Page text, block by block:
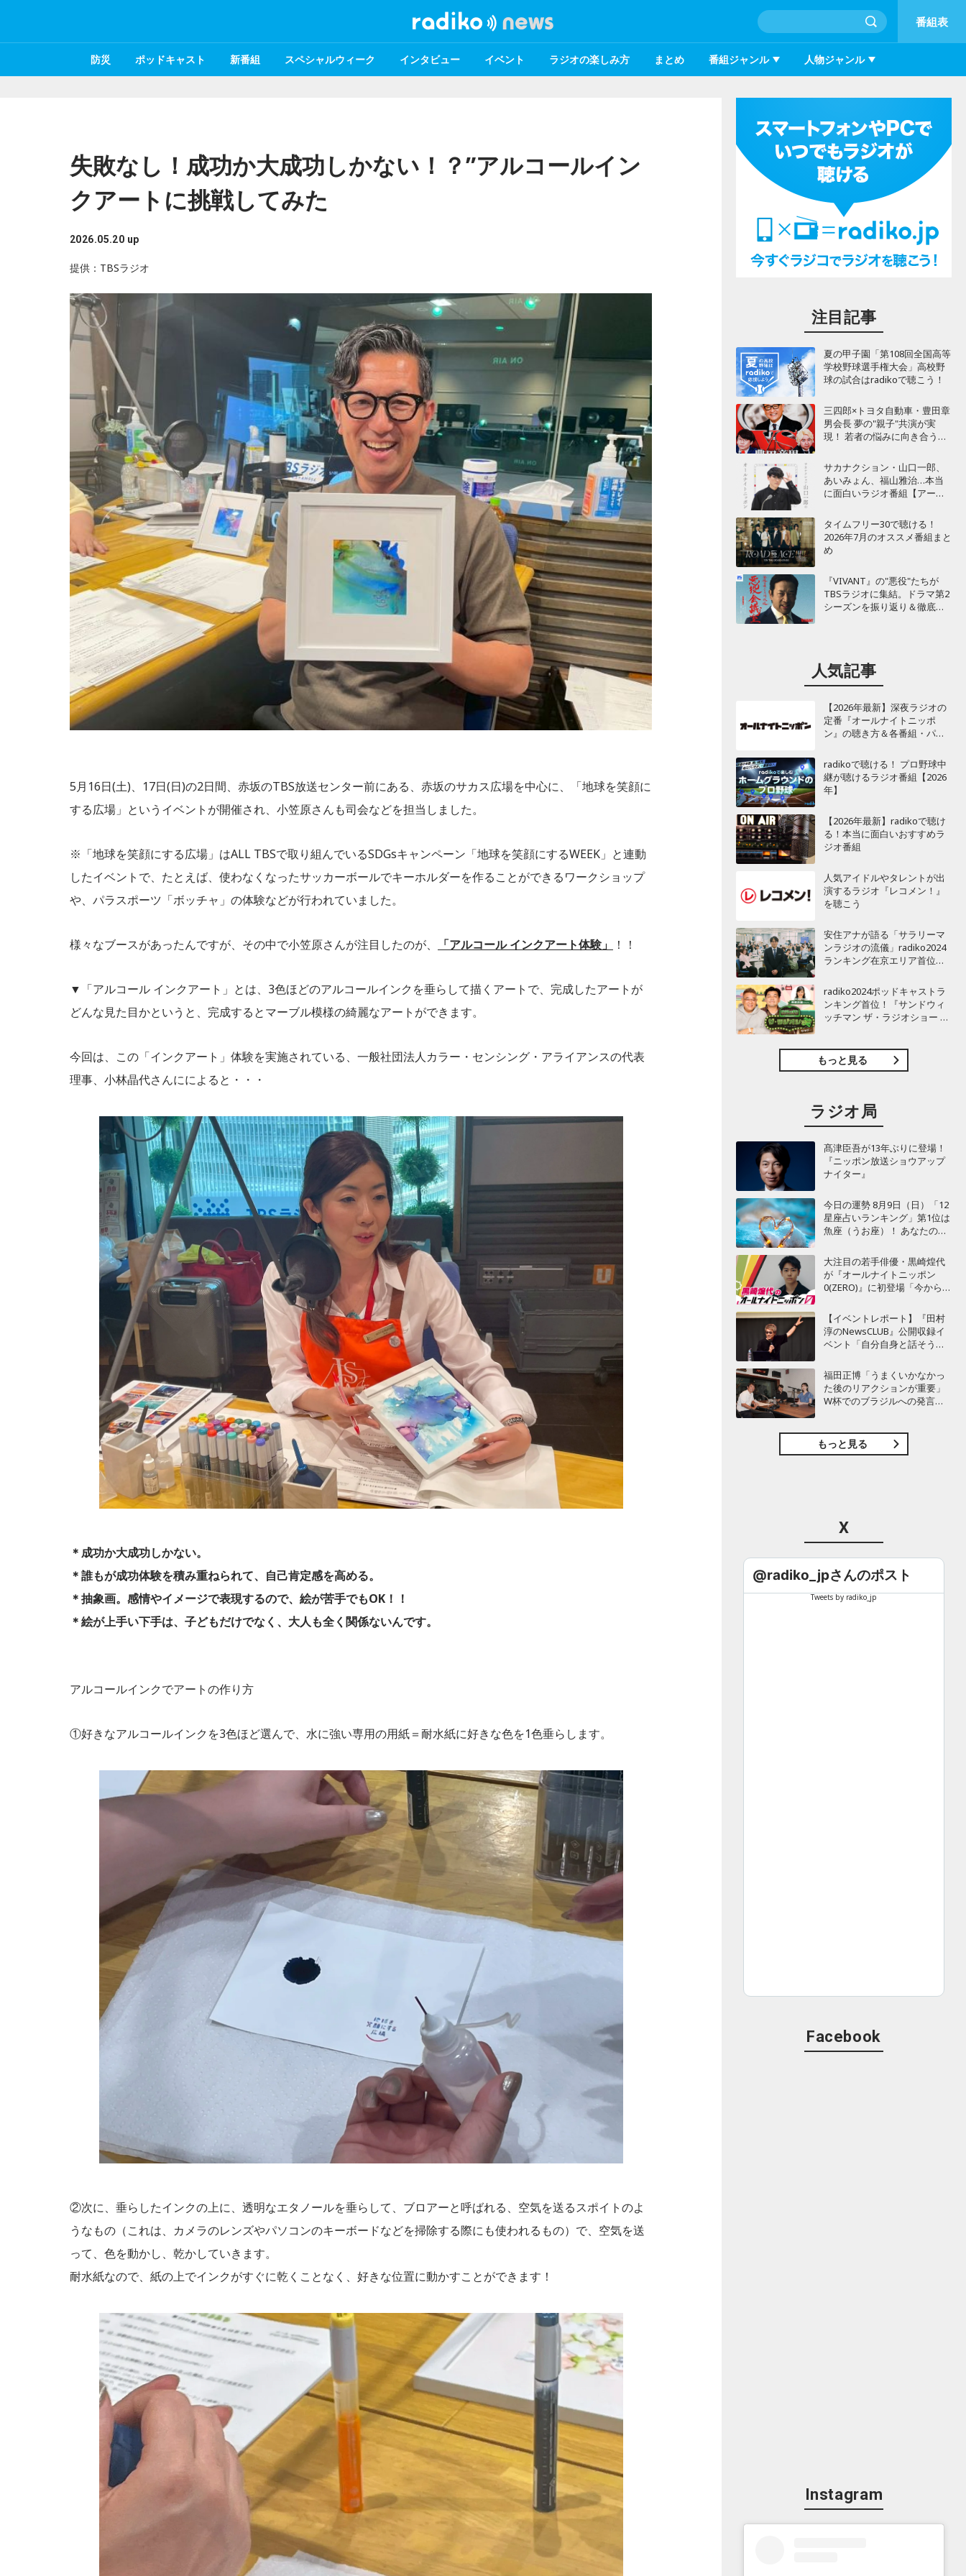
番組表
防災 ポッドキャスト 新番組 スペシャルウィーク インタビュー イベント ラジオの楽しみ方 まとめ 番組ジャンル 人物ジャンル
失敗なし！成功か大成功しかない！？”アルコールイン
クアートに挑戦してみた
2026.05.20 up
提供：TBSラジオ
5月16日(土)、17日(日)の2日間、赤坂のTBS放送センター前にある、赤坂のサカス広場を中心に、「地球を笑顔に
する広場」というイベントが開催され、小笠原さんも司会などを担当しました。
※「地球を笑顔にする広場」はALL TBSで取り組んでいるSDGsキャンペーン「地球を笑顔にするWEEK」と連動
したイベントで、たとえば、使わなくなったサッカーボールでキーホルダーを作ることができるワークショップ
や、パラスポーツ「ボッチャ」の体験などが行われていました。
様々なブースがあったんですが、その中で小笠原さんが注目したのが、 「アルコール インクアート体験」 ！！
▼「アルコール インクアート」とは、3色ほどのアルコールインクを垂らして描くアートで、完成したアートが
どんな見た目かというと、完成するとマーブル模様の綺麗なアートができます。
今回は、この「インクアート」体験を実施されている、一般社団法人カラー・センシング・アライアンスの代表
理事、小林晶代さんにによると・・・
＊成功か大成功しかない。
＊誰もが成功体験を積み重ねられて、自己肯定感を高める。
＊抽象画。感情やイメージで表現するので、絵が苦手でもOK！！
＊絵が上手い下手は、子どもだけでなく、大人も全く関係ないんです。
アルコールインクでアートの作り方
①好きなアルコールインクを3色ほど選んで、水に強い専用の用紙＝耐水紙に好きな色を1色垂らします。
②次に、垂らしたインクの上に、透明なエタノールを垂らして、ブロアーと呼ばれる、空気を送るスポイトのよ
うなもの（これは、カメラのレンズやパソコンのキーボードなどを掃除する際にも使われるもの）で、空気を送
って、色を動かし、乾かしていきます。
耐水紙なので、紙の上でインクがすぐに乾くことなく、好きな位置に動かすことができます！
注目記事
夏の甲子園「第108回全国高等
学校野球選手権大会」高校野
球の試合はradikoで聴こう！
三四郎×トヨタ自動車・豊田章
男会長 夢の"親子"共演が実
現！ 若者の悩みに向き合うポ
サカナクション・山口一郎、
あいみょん、福山雅治…本当
に面白いラジオ番組【アーテ
タイムフリー30で聴ける！
2026年7月のオススメ番組まと
め
『VIVANT』の"悪役"たちが
TBSラジオに集結。ドラマ第2
シーズンを振り返り＆徹底考
人気記事
【2026年最新】深夜ラジオの
定番『オールナイトニッポ
ン』の聴き方＆各番組・パー
radikoで聴ける！ プロ野球中
継が聴けるラジオ番組【2026
年】
【2026年最新】radikoで聴け
る！本当に面白いおすすめラ
ジオ番組
人気アイドルやタレントが出
演するラジオ『レコメン！』
を聴こう
安住アナが語る「サラリーマ
ンラジオの流儀」radiko2024
ランキング在京エリア首位
曜天国』インタビュー
radiko2024ポッドキャストラ
ンキング首位！『サンドウィ
ッチマン ザ・ラジオショー サ
もっと見る
ラジオ局
髙津臣吾が13年ぶりに登場！
『ニッポン放送ショウアップ
ナイター』
今日の運勢 8月9日（日）「12
星座占いランキング」第1位は
魚座（うお座）！ あなたの星
大注目の若手俳優・黒崎煌代
が『オールナイトニッポン
0(ZERO)』に初登場「今からと
す！」
【イベントレポート】『田村
淳のNewsCLUB』公開収録イ
ベント「自分自身と話そうの
に“人生の最後に流したい
曲”などをテーマにトーク
福田正博「うまくいかなかっ
た後のリアクションが重要」
W杯でのブラジルへの発言が
もっと見る
X
@radiko_jpさんのポスト
Tweets by radiko_jp
Facebook
Instagram